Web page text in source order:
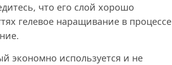
что его слой хорошо
гелевое наращивание в процессе
экономно используется и не